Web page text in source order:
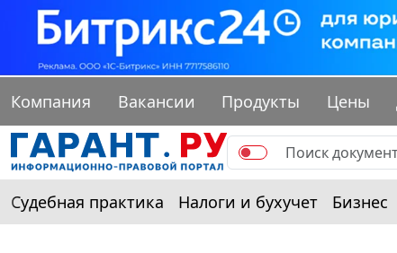
Компания Вакансии Продукты Цены
Судебная практика Налоги и бухучет Бизнес